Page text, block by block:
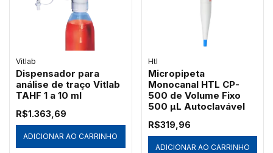
Vitlab
Dispensador para
análise de traço Vitlab
TAHF 1 a 10 ml
R$1.363,69
ADICIONAR AO CARRINHO
Htl
Micropipeta
Monocanal HTL CP-
500 de Volume Fixo
500 µL Autoclavável
R$319,96
ADICIONAR AO CARRINHO